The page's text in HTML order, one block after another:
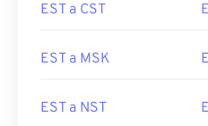
EST a CST
EST a MSK
EST a NST